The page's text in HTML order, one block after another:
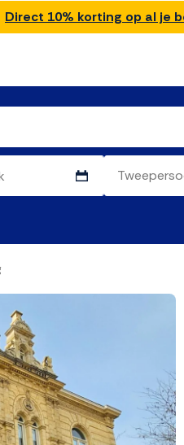
Direct 10% korting op al je